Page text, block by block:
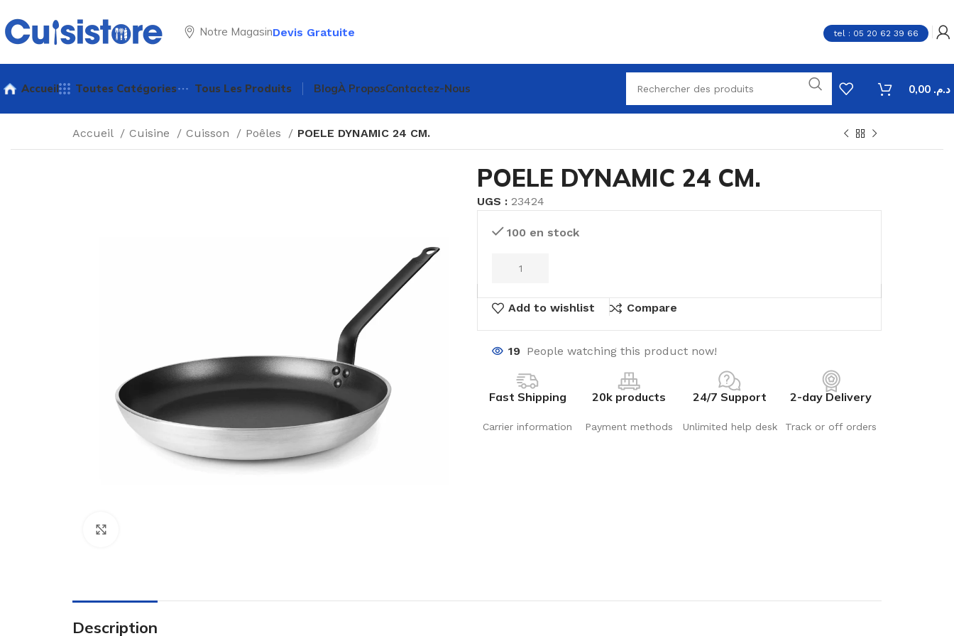
Notre MagasinDevis Gratuite tel : 05 20 62 39 66
Accueil Toutes Catégories Tous Les Produits BlogÀ ProposContactez-Nous د.م.
Accueil Cuisine Cuisson Poêles POELE DYNAMIC 24 CM.
POELE DYNAMIC 24 CM.
UGS : 23424
100 en stock
Add to wishlist Compare
19 People watching this product now!
Fast Shipping
Carrier information
20k products
Payment methods
24/7 Support
Unlimited help desk
2-day Delivery
Track or off orders
Description